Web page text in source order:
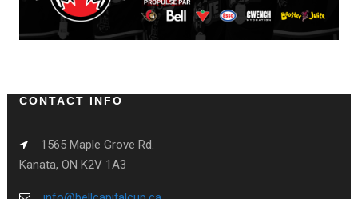
CONTACT INFO
1565 Maple Grove Rd.
Kanata, ON K2V 1A3